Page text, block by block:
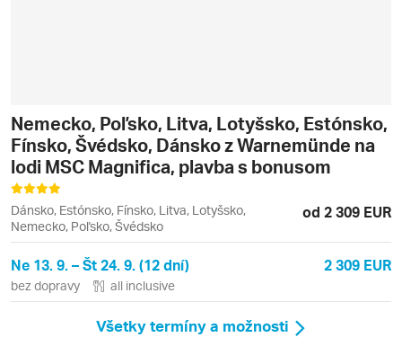
Nemecko, Poľsko, Litva, Lotyšsko, Estónsko,
Fínsko, Švédsko, Dánsko z Warnemünde na
lodi MSC Magnifica, plavba s bonusom
Dánsko, Estónsko, Fínsko, Litva, Lotyšsko,
Nemecko, Poľsko, Švédsko
od 2 309 EUR
Ne 13. 9. – Št 24. 9. (12 dní) 2 309 EUR
bez dopravy all inclusive
Všetky termíny a možnosti